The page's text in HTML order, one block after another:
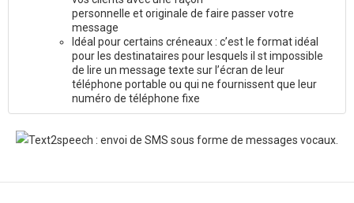
personnelle et originale de faire passer votre
message
Idéal pour certains créneaux : c’est le format idéal
pour les destinataires pour lesquels il st impossible
de lire un message texte sur l’écran de leur
téléphone portable ou qui ne fournissent que leur
numéro de téléphone fixe